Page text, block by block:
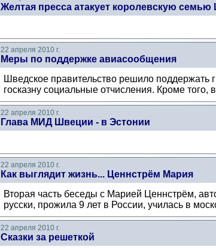
Желтая пресса атакует королевскую семью
22 апреля 2010 г.
Меры по поддержке авиасообщения
Шведское правительство решило
госказну социальные отчисления. Кроме
22 апреля 2010 г.
Глава МИД Швеции - в Эстонии
22 апреля 2010 г.
Как выглядит жизнь... Ценнстрём Мария
Вторая часть беседы с Марией Ценнстрём,
русски, прожила 9 лет в России, училась в
22 апреля 2010 г.
Сказки за решеткой